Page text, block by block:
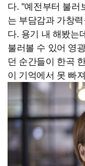
다. "예전부터 불러
는 부담감과 가창
다. 용기 내 해봤는
불러볼 수 있어 영
던 순간들이 한곡
이 기억에서 못 빠